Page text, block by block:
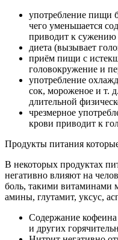
употребление пищи
чего уменьшается
приводит к сужению
диета (вызывает
приём пищи с
головокружение и
употребление
сок, мороженое и т.
длительной
чрезмерное
крови приводит к
Продукты питания
В некоторых продуктах
негативно влияют на
боль, такими витаминами
амины, глутамит, уксус,
Содержание кофеина
и других